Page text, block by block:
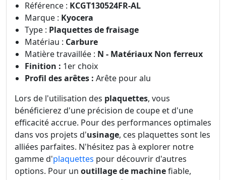
Référence : KCGT130524FR-AL
Marque : Kyocera
Type : Plaquettes de fraisage
Matériau : Carbure
Matière travaillée : N - Matériaux Non ferreux
Finition : 1er choix
Profil des arêtes : Arête pour alu
Lors de l'utilisation des plaquettes, vous
bénéficierez d'une précision de coupe et d'une
efficacité accrue. Pour des performances optimales
dans vos projets d'usinage, ces plaquettes sont les
alliées parfaites. N'hésitez pas à explorer notre
gamme d'plaquettes pour découvrir d'autres
options. Pour un outillage de machinefiable,